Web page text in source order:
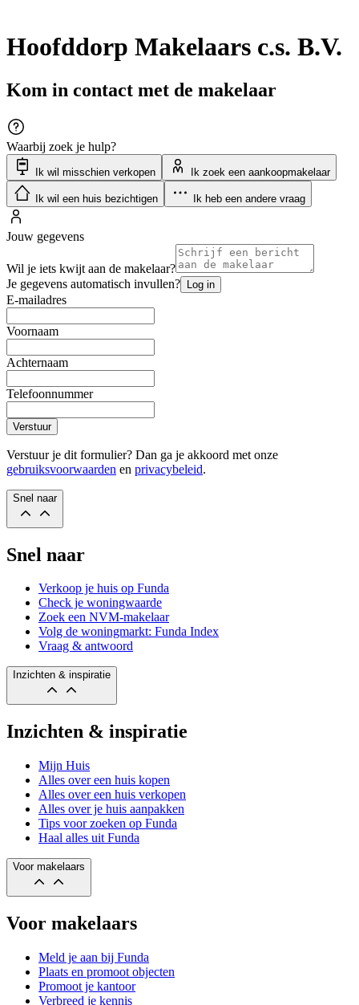
Hoofddorp Makelaars c.s. B.V.
Kom in contact met de makelaar
Waarbij zoek je hulp?
Ik wil misschien verkopen Ik zoek een aankoopmakelaar
Ik wil een huis bezichtigen Ik heb een andere vraag
Jouw gegevens
Wil je iets kwijt aan de makelaar?
Je gegevens automatisch invullen? Log in
E-mailadres
Voornaam
Achternaam
Telefoonnummer
Verstuur
Verstuur je dit formulier? Dan ga je akkoord met onze
gebruiksvoorwaarden en privacybeleid.
Snel naar
Snel naar
Verkoop je huis op Funda
Check je woningwaarde
Zoek een NVM-makelaar
Volg de woningmarkt: Funda Index
Vraag & antwoord
Inzichten & inspiratie
Inzichten & inspiratie
Mijn Huis
Alles over een huis kopen
Alles over een huis verkopen
Alles over je huis aanpakken
Tips voor zoeken op Funda
Haal alles uit Funda
Voor makelaars
Voor makelaars
Meld je aan bij Funda
Plaats en promoot objecten
Promoot je kantoor
Verbreed je kennis